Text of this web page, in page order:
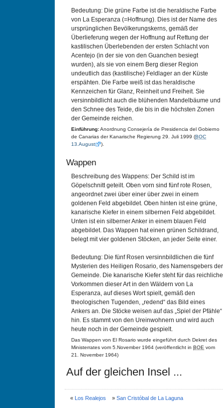
Bedeutung: Die grüne Farbe ist die heraldische Farbe
von La Esperanza (=Hoffnung). Dies ist der Name des
ursprünglichen Bevölkerungskerns, gemäß der
Überlieferung wegen der Hoffnung auf Rettung der
kastilischen Überlebenden der ersten Schlacht von
Acentejo (in der sie von den Guanchen besiegt
wurden), als sie von einem Berg dieser Region
undeutlich das (kastilische) Feldlager an der Küste
erspähten. Die Farbe weiß ist das heraldische
Kennzeichen für Glanz, Reinheit und Freiheit. Sie
versinnbildlicht auch die blühenden Mandelbäume und
den Schnee des Teide, die bis in die höchsten Zonen
der Gemeinde reichen.
Einführung:Anordnung Consejería de Presidencia del Gobierno
de Canarias der Kanarische Regierung 29. Juli 1999 (BOC
13.August
).
Wappen
Beschreibung des Wappens: Der Schild ist im
Göpelschnitt geteilt. Oben vorn sind fünf rote Rosen,
angeordnet zwei über einer über zwei in einem
goldenen Feld abgebildet. Oben hinten ist eine grüne,
kanarische Kiefer in einem silbernen Feld abgebildet.
Unten ist ein silberner Anker in einem blauen Feld
abgebildet. Das Wappen hat einen grünen Schildrand,
belegt mit vier goldenen Stöcken, an jeder Seite einer.
Bedeutung: Die fünf Rosen versinnbildlichen die fünf
Mysterien des Heiligen Rosario, des Namensgebers der
Gemeinde. Die kanarische Kiefer steht für das reichliche
Vorkommen dieser Art in den Wäldern von La
Esperanza, auf dieses Wort spielt, gemäß den
theologischen Tugenden, „redend“ das Bild eines
Ankers an. Die Stöcke weisen auf das „Spiel der Pfähle“
hin. Es stammt von den Ureinwohnern und wird auch
heute noch in der Gemeinde gespielt.
Das Wappen von El Rosario wurde eingeführt durch Dekret des
Ministerrates vom 5.November 1964 (veröffentlicht in BOE vom
21. November 1964)
Auf der gleichen Insel ...
« Los Realejos » San Cristóbal de La Laguna